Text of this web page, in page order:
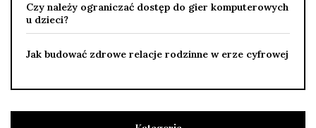
Czy należy ograniczać dostęp do gier komputerowych
u dzieci?
Jak budować zdrowe relacje rodzinne w erze cyfrowej